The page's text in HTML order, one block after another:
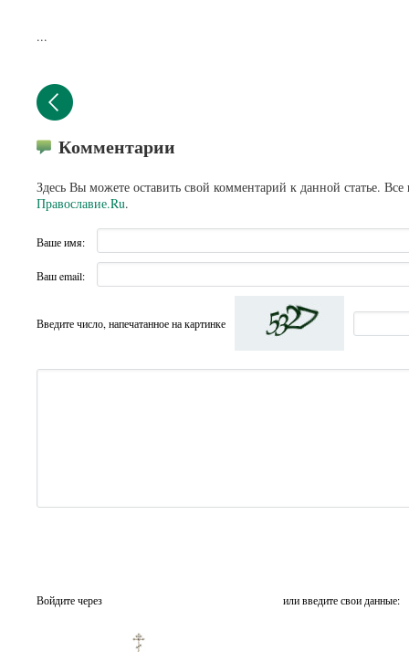
...
Комментарии
Здесь Вы можете оставить свой комментарий к данной статье.
Православие.Ru.
Ваше имя:
Ваш email:
Введите число, напечатанное на картинке
Войдите через или введите свои данные: